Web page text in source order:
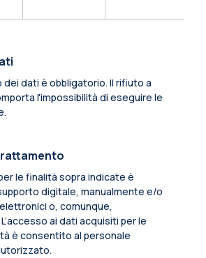
dati è obbligatorio. Il rifiuto a
l'impossibilità di eseguire le
le finalità sopra indicate è
digitale, manualmente e/o
o, comunque,
ai dati acquisiti per le
è consentito al personale